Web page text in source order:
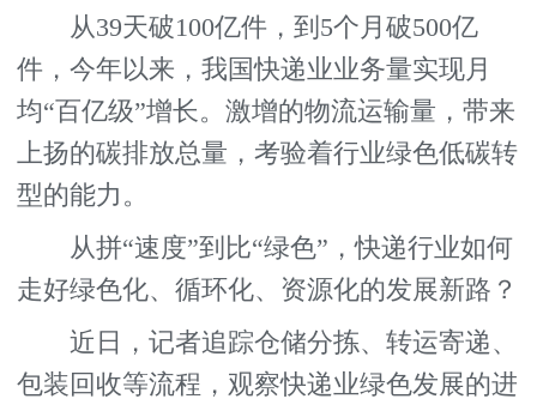
从39天破100亿件，到5个月破500亿
件，今年以来，我国快递业业务量实现月
均“百亿级”增长。激增的物流运输量，带来
上扬的碳排放总量，考验着行业绿色低碳转
型的能力。
从拼“速度”到比“绿色”，快递行业如何
走好绿色化、循环化、资源化的发展新路？
近日，记者追踪仓储分拣、转运寄递、
包装回收等流程，观察快递业绿色发展的进